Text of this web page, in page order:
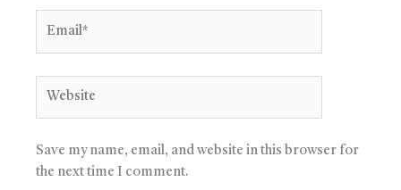
Save my name, email, and website in this browser for
the next time I comment.